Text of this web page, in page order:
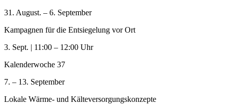
31. August. – 6. September
Kampagnen für die Entsiegelung vor Ort
3. Sept. | 11:00 – 12:00 Uhr
Kalenderwoche 37
7. – 13. September
Lokale Wärme- und Kälteversorgungskonzepte